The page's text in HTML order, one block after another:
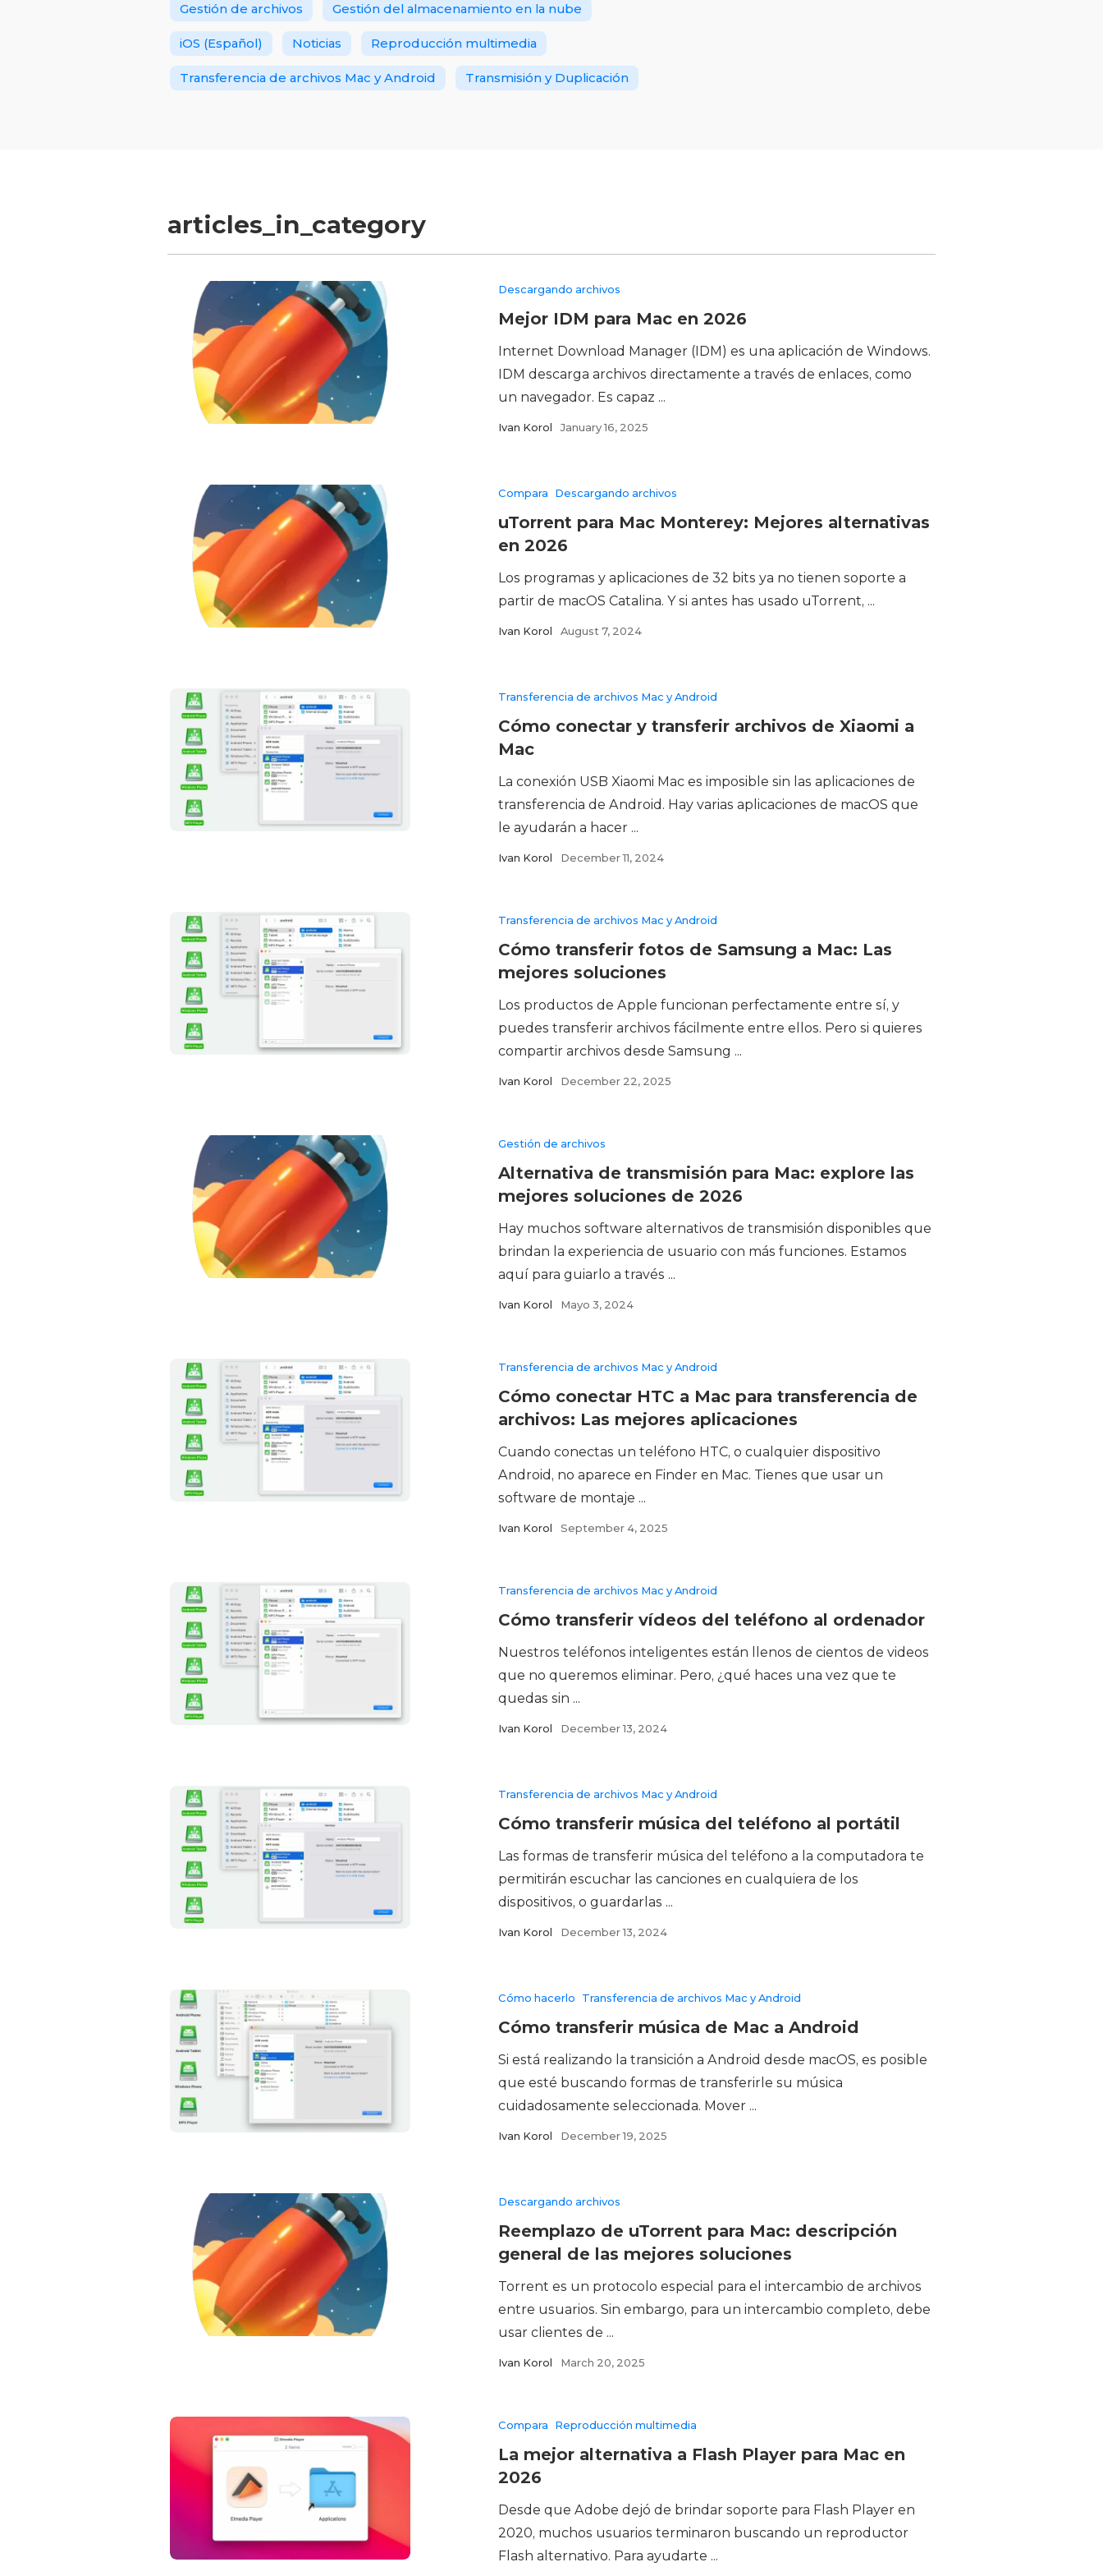
Gestión de archivos Gestión del almacenamiento en la nube
iOS (Español) Noticias Reproducción multimedia
Transferencia de archivos Mac y Android Transmisión y Duplicación
articles_in_category
Descargando archivos
Mejor IDM para Mac en 2026
Internet Download Manager (IDM) es una aplicación de Windows.
IDM descarga archivos directamente a través de enlaces, como
un navegador. Es capaz ...
Ivan Korol January 16, 2025
Compara Descargando archivos
uTorrent para Mac Monterey: Mejores alternativas
en 2026
Los programas y aplicaciones de 32 bits ya no tienen soporte a
partir de macOS Catalina. Y si antes has usado uTorrent, ...
Ivan Korol August 7, 2024
Transferencia de archivos Mac y Android
Cómo conectar y transferir archivos de Xiaomi a
Mac
La conexión USB Xiaomi Mac es imposible sin las aplicaciones de
transferencia de Android. Hay varias aplicaciones de macOS que
le ayudarán a hacer ...
Ivan Korol December 11, 2024
Transferencia de archivos Mac y Android
Cómo transferir fotos de Samsung a Mac: Las
mejores soluciones
Los productos de Apple funcionan perfectamente entre sí, y
puedes transferir archivos fácilmente entre ellos. Pero si quieres
compartir archivos desde Samsung ...
Ivan Korol December 22, 2025
Gestión de archivos
Alternativa de transmisión para Mac: explore las
mejores soluciones de 2026
Hay muchos software alternativos de transmisión disponibles que
brindan la experiencia de usuario con más funciones. Estamos
aquí para guiarlo a través ...
Ivan Korol Mayo 3, 2024
Transferencia de archivos Mac y Android
Cómo conectar HTC a Mac para transferencia de
archivos: Las mejores aplicaciones
Cuando conectas un teléfono HTC, o cualquier dispositivo
Android, no aparece en Finder en Mac. Tienes que usar un
software de montaje ...
Ivan Korol September 4, 2025
Transferencia de archivos Mac y Android
Cómo transferir vídeos del teléfono al ordenador
Nuestros teléfonos inteligentes están llenos de cientos de videos
que no queremos eliminar. Pero, ¿qué haces una vez que te
quedas sin ...
Ivan Korol December 13, 2024
Transferencia de archivos Mac y Android
Cómo transferir música del teléfono al portátil
Las formas de transferir música del teléfono a la computadora te
permitirán escuchar las canciones en cualquiera de los
dispositivos, o guardarlas ...
Ivan Korol December 13, 2024
Cómo hacerlo Transferencia de archivos Mac y Android
Cómo transferir música de Mac a Android
Si está realizando la transición a Android desde macOS, es posible
que esté buscando formas de transferirle su música
cuidadosamente seleccionada. Mover ...
Ivan Korol December 19, 2025
Descargando archivos
Reemplazo de uTorrent para Mac: descripción
general de las mejores soluciones
Torrent es un protocolo especial para el intercambio de archivos
entre usuarios. Sin embargo, para un intercambio completo, debe
usar clientes de ...
Ivan Korol March 20, 2025
Compara Reproducción multimedia
La mejor alternativa a Flash Player para Mac en
2026
Desde que Adobe dejó de brindar soporte para Flash Player en
2020, muchos usuarios terminaron buscando un reproductor
Flash alternativo. Para ayudarte ...